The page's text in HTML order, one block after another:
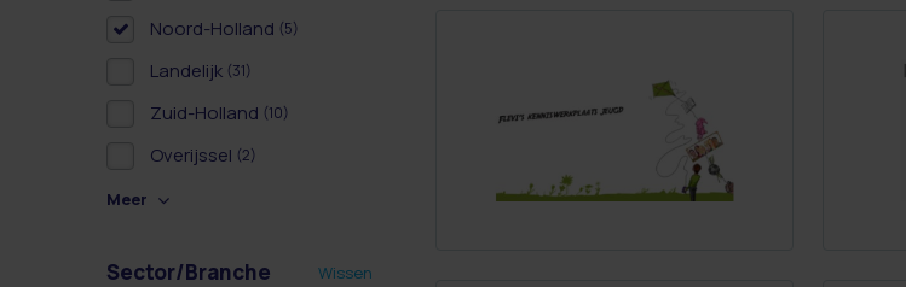
Noord-Holland (5)
Landelijk (31)
Zuid-Holland (10)
Overijssel (2)
Meer
Sector/Branche Wissen